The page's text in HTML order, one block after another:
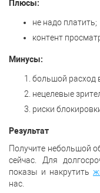
Плюсы:
не надо платить;
контент
Минусы:
большой расход
нецелевые
риски
Результат
Получите небольшой
сейчас. Для
показы и накрутить
нас.